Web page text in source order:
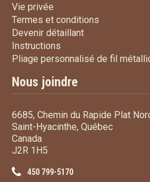
Vie privée
Termes et conditions
Devenir détaillantDevenir détaillant
Instructions
Pliage personnalisé de fil
Nous joindre
6685, Chemin du Rapide Plat
Saint-Hyacinthe, Québec
Canada
J2R 1H5
450 799-5170